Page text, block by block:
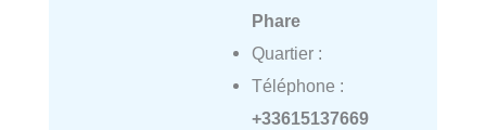
Phare
Quartier :
Téléphone :
+33615137669